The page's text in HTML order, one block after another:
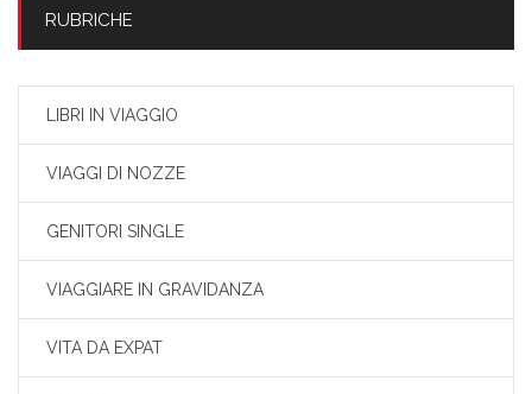
RUBRICHE
LIBRI IN VIAGGIO
VIAGGI DI NOZZE
GENITORI SINGLE
VIAGGIARE IN GRAVIDANZA
VITA DA EXPAT